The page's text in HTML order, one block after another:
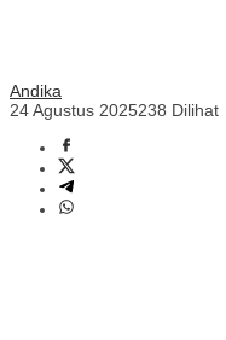
Andika
24 Agustus 2025238 Dilihat